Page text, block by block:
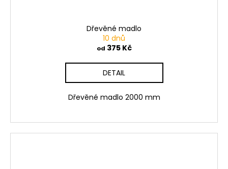
Dřevěné madlo
10 dnů
od 375 Kč
DETAIL
Dřevěné madlo 2000 mm